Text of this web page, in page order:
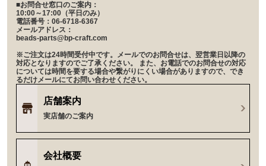
■お問合せ窓口のご案内：
10:00～17:00（平日のみ）
電話番号：06-6718-6367
メールアドレス：
beads-parts@bp-craft.com
※ご注文は24時間受付中です。メールでのお問合せは、翌営業日以降の
対応となりますのでご了承ください。 また、お電話でのお問合せの対応
については時間を要する場合や繋がりにくい場合がありますので、でき
るだけメールにてお問い合わせください。
店舗案内
実店舗のご案内
会社概要